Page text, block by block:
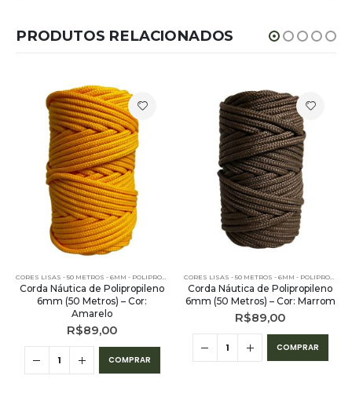
PRODUTOS RELACIONADOS
CORES LISAS - 50 METROS - 6MM - POLIPROPILENO
Corda Náutica de Polipropileno
6mm (50 Metros) – Cor:
Amarelo
R$89,00
COMPRAR
CORES LISAS - 50 METROS - 6MM - POLIPROPILENO
Corda Náutica de Polipropileno
6mm (50 Metros) – Cor: Marrom
R$89,00
COMPRAR